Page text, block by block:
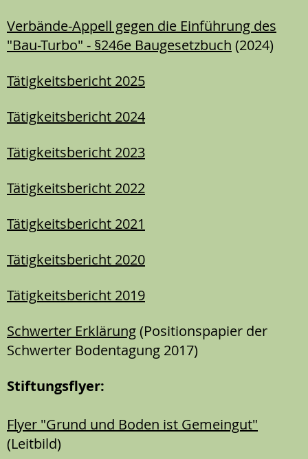
Verbände-Appell gegen die Einführung des
"Bau-Turbo" - §246e Baugesetzbuch (2024)
Tätigkeitsbericht 2025
Tätigkeitsbericht 2024
Tätigkeitsbericht 2023
Tätigkeitsbericht 2022
Tätigkeitsbericht 2021
Tätigkeitsbericht 2020
Tätigkeitsbericht 2019
Schwerter Erklärung(Positionspapier der
Schwerter Bodentagung 2017)
Stiftungsflyer:
Flyer "Grund und Boden ist Gemeingut"
(Leitbild)